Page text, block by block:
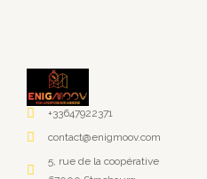
+33647922371
contact@enigmoov.com
5, rue de la coopérative